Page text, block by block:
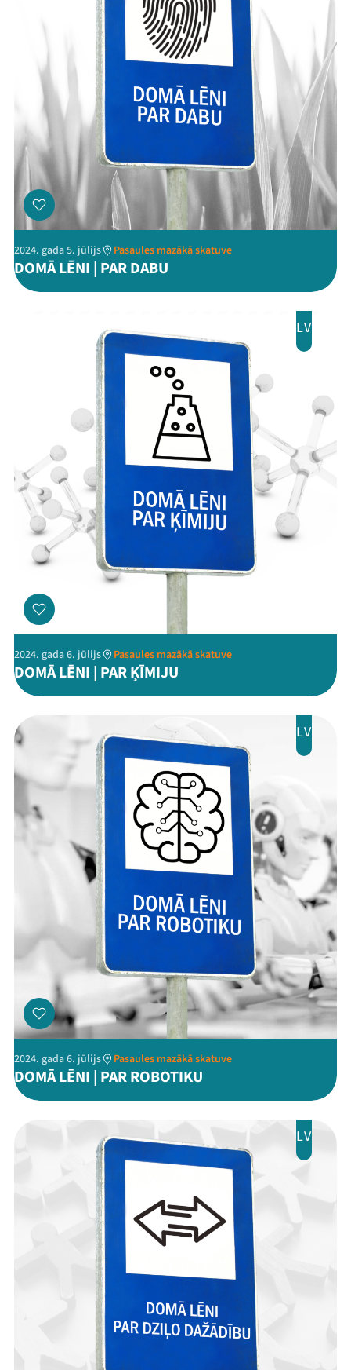
2024. gada 5. jūlijs Pasaules mazākā skatuve
DOMĀ LĒNI | PAR DABU
LV
2024. gada 6. jūlijs Pasaules mazākā skatuve
DOMĀ LĒNI | PAR ĶĪMIJU
LV
2024. gada 6. jūlijs Pasaules mazākā skatuve
DOMĀ LĒNI | PAR ROBOTIKU
LV